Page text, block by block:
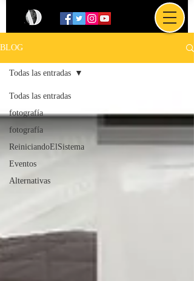
BLOG
Todas las entradas
fotografía
fotografía
ReiniciandoElSistema
Eventos
Alternativas
Todas las entradas